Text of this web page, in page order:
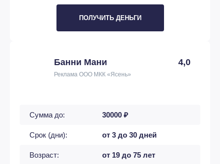
ПОЛУЧИТЬ ДЕНЬГИ
Банни Мани 4,0
Реклама ООО МКК «Ясень»
Сумма до: 30000 ₽
Срок (дни): от 3 до 30 дней
Возраст: от 19 до 75 лет